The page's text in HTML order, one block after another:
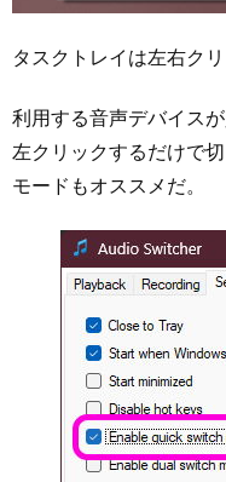
タスクトレイは左右ク
利用する音声デバイス
左クリックするだけで
モードもオススメだ。